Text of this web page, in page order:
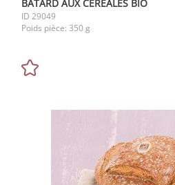
BATARD AUX CEREALES BIO
ID 29049
Poids pièce: 350 g